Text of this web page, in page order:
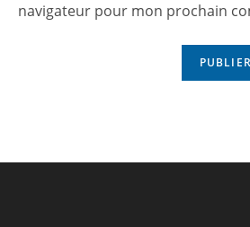
navigateur pour mon prochain